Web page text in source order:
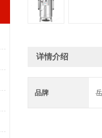
详情介绍
品牌